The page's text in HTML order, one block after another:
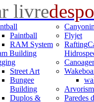
livre
Paintball
RAM System
Building
Street Art
Bungee
Building
Duplos &
Flyjet
Rafting
Paredes